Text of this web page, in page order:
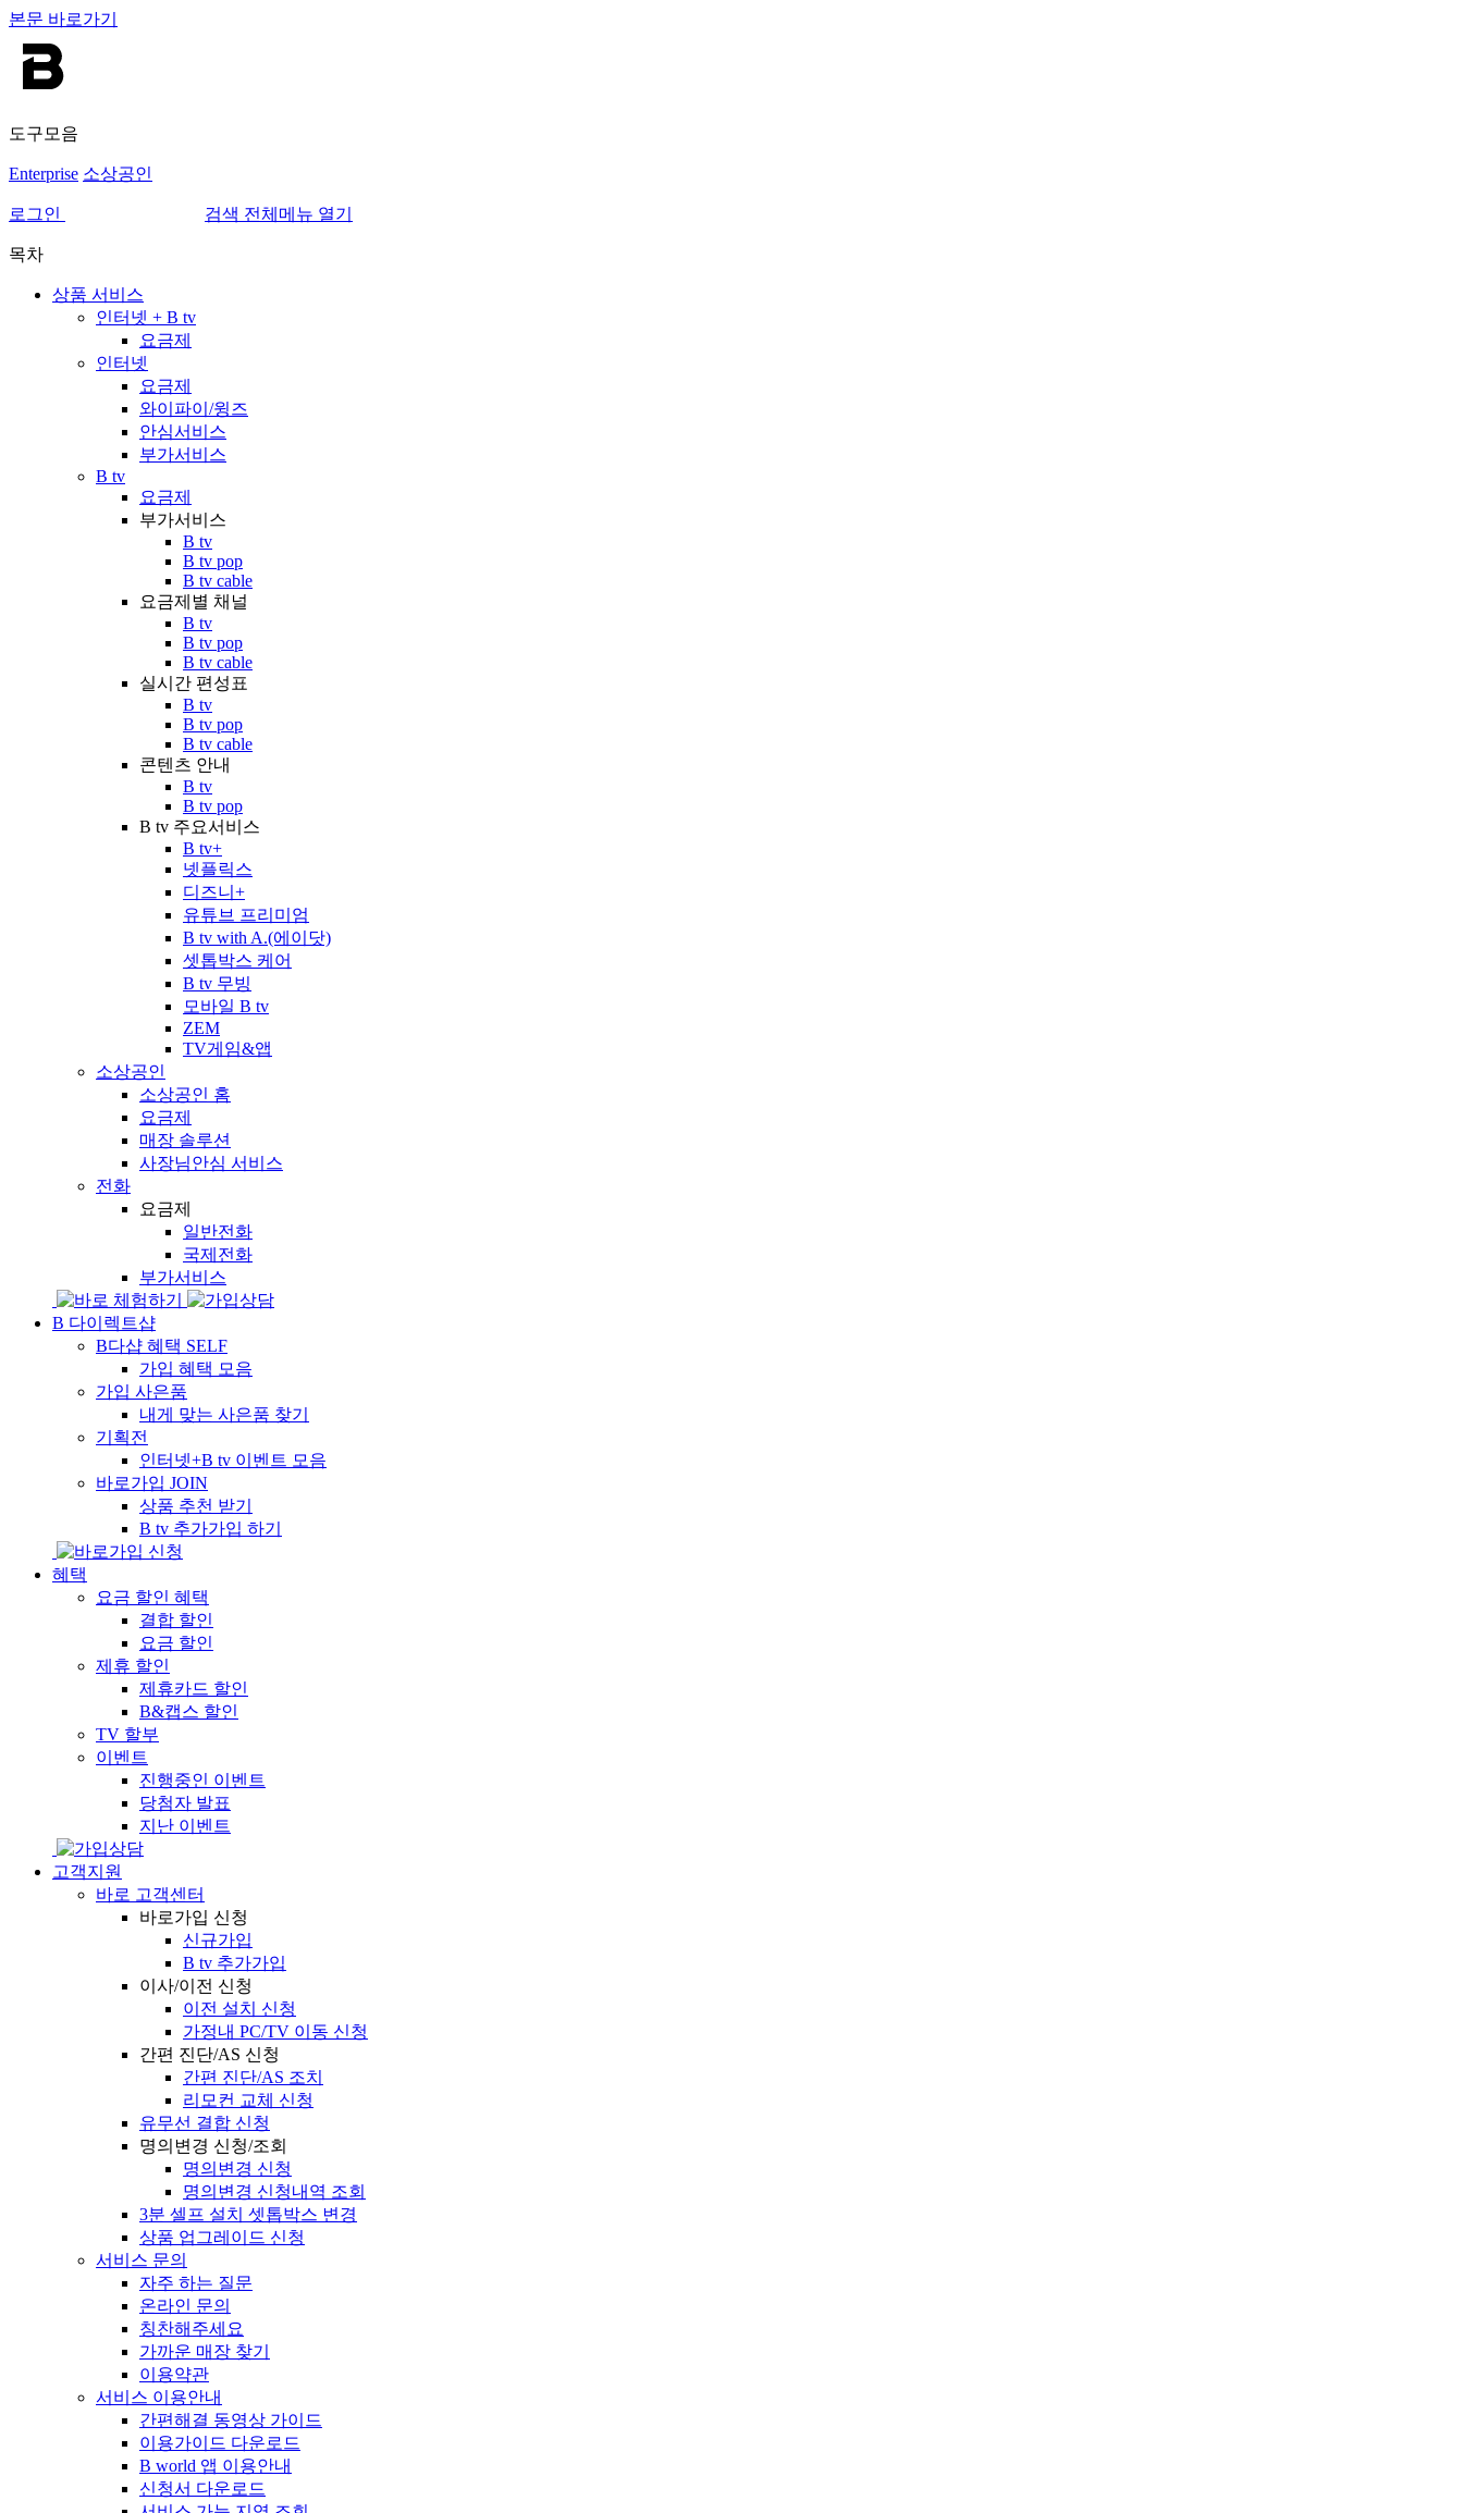
본문 바로가기
도구모음
Enterprise 소상공인
로그인 검색 전체메뉴 열기
목차
상품 서비스
인터넷 + B tv
요금제
인터넷
요금제
와이파이/윙즈
안심서비스
부가서비스
B tv
요금제
부가서비스
B tv
B tv pop
B tv cable
요금제별 채널
B tv
B tv pop
B tv cable
실시간 편성표
B tv
B tv pop
B tv cable
콘텐츠 안내
B tv
B tv pop
B tv 주요서비스
B tv+
넷플릭스
디즈니+
유튜브 프리미엄
B tv with A.(에이닷)
셋톱박스 케어
B tv 무빙
모바일 B tv
ZEM
TV게임&앱
소상공인
소상공인 홈
요금제
매장 솔루션
사장님안심 서비스
전화
요금제
일반전화
국제전화
부가서비스
B 다이렉트샵
B다샵 혜택 SELF
가입 혜택 모음
가입 사은품
내게 맞는 사은품 찾기
기획전
인터넷+B tv 이벤트 모음
바로가입 JOIN
상품 추천 받기
B tv 추가가입 하기
혜택
요금 할인 혜택
결합 할인
요금 할인
제휴 할인
제휴카드 할인
B&캡스 할인
TV 할부
이벤트
진행중인 이벤트
당첨자 발표
지난 이벤트
고객지원
바로 고객센터
바로가입 신청
신규가입
B tv 추가가입
이사/이전 신청
이전 설치 신청
가정내 PC/TV 이동 신청
간편 진단/AS 신청
간편 진단/AS 조치
리모컨 교체 신청
유무선 결합 신청
명의변경 신청/조회
명의변경 신청
명의변경 신청내역 조회
3분 셀프 설치 셋톱박스 변경
상품 업그레이드 신청
서비스 문의
자주 하는 질문
온라인 문의
칭찬해주세요
가까운 매장 찾기
이용약관
서비스 이용안내
간편해결 동영상 가이드
이용가이드 다운로드
B world 앱 이용안내
신청서 다운로드